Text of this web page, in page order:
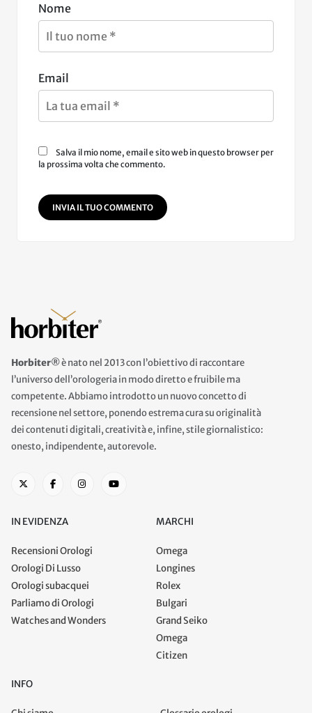
Nome
Email
Salva il mio nome, email e sito web in questo browser per
la prossima volta che commento.
INVIA IL TUO COMMENTO
Horbiter®è nato nel 2013 con l’obiettivo di raccontare
l’universo dell’orologeria in modo diretto e fruibile ma
competente. Abbiamo introdotto un nuovo concetto di
recensione nel settore, ponendo estrema cura su originalità
dei contenuti digitali, creatività e, infine, stile giornalistico:
onesto, indipendente, autorevole.
IN EVIDENZA
Recensioni Orologi
Orologi Di Lusso
Orologi subacquei
Parliamo di Orologi
Watches and Wonders
MARCHI
Omega
Longines
Rolex
Bulgari
Grand Seiko
Omega
Citizen
INFO